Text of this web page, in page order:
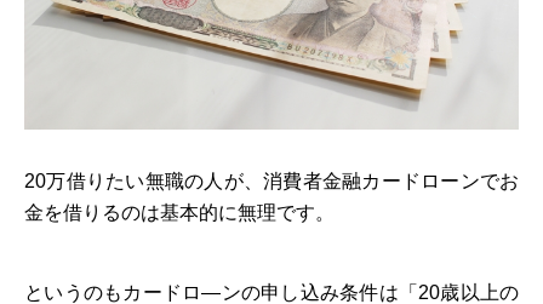
20万借りたい無職の人が、消費者金融カードローンでお
金を借りるのは基本的に無理です。
というのもカードロ―ンの申し込み条件は「20歳以上の